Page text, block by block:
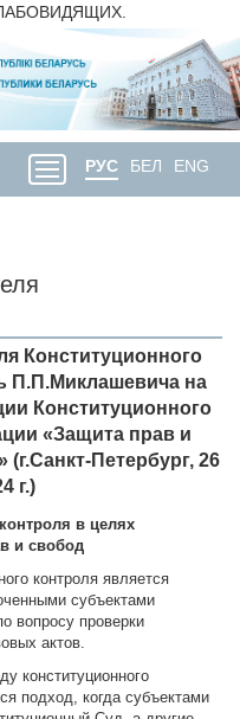
РУС БЕЛ ENG
Конституционного
П.П.Миклашевича на
Конституционного
«Защита прав и
Петербург, 26
г.)
в целях
и свобод
контроля является
субъектами
вопросу проверки
актов.
конституционного
подход, когда субъектами